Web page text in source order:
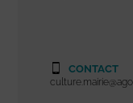
CONTACT